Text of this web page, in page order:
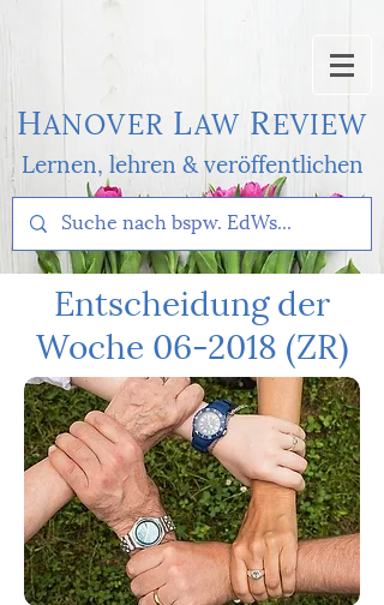
HANOVER LAWREVIEW
Lernen, lehren & veröffentlichen
Entscheidung der
Woche 06-2018 (ZR)